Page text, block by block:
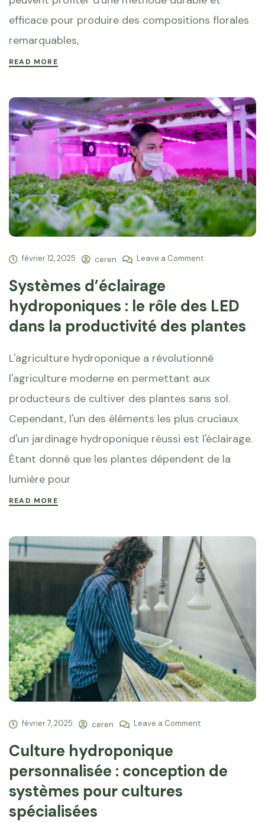
efficace pour produire des compositions florales
remarquables,
READ MORE
février 12, 2025 ceren Leave a Comment
Systèmes d’éclairage
hydroponiques : le rôle des LED
dans la productivité des plantes
L'agriculture hydroponique a révolutionné
l'agriculture moderne en permettant aux
producteurs de cultiver des plantes sans sol.
Cependant, l'un des éléments les plus cruciaux
d'un jardinage hydroponique réussi est l'éclairage.
Étant donné que les plantes dépendent de la
lumière pour
READ MORE
février 7, 2025 ceren Leave a Comment
Culture hydroponique
personnalisée : conception de
systèmes pour cultures
spécialisées